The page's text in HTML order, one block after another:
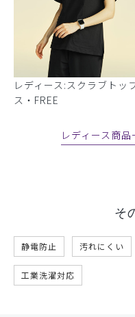
レディース:スクラブトッ
ス・FREE
レディース商品
そ
静電防止 汚れにくい
工業洗濯対応